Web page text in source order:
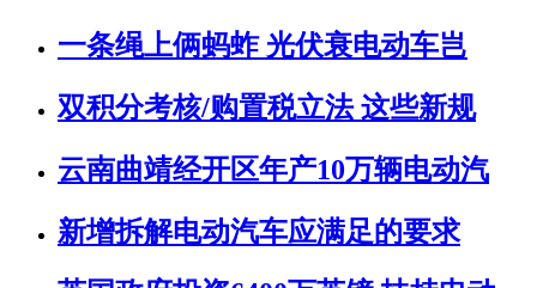
一条绳上俩蚂蚱 光伏衰电动车岂
双积分考核/购置税立法 这些新规
云南曲靖经开区年产10万辆电动汽
新增拆解电动汽车应满足的要求